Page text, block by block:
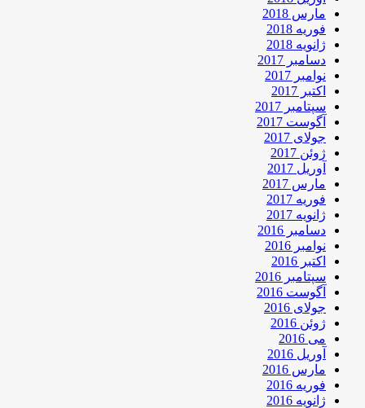
مارس 2018
فوریه 2018
ژانویه 2018
دسامبر 2017
نوامبر 2017
اکتبر 2017
سپتامبر 2017
آگوست 2017
جولای 2017
ژوئن 2017
آوریل 2017
مارس 2017
فوریه 2017
ژانویه 2017
دسامبر 2016
نوامبر 2016
اکتبر 2016
سپتامبر 2016
آگوست 2016
جولای 2016
ژوئن 2016
می 2016
آوریل 2016
مارس 2016
فوریه 2016
ژانویه 2016